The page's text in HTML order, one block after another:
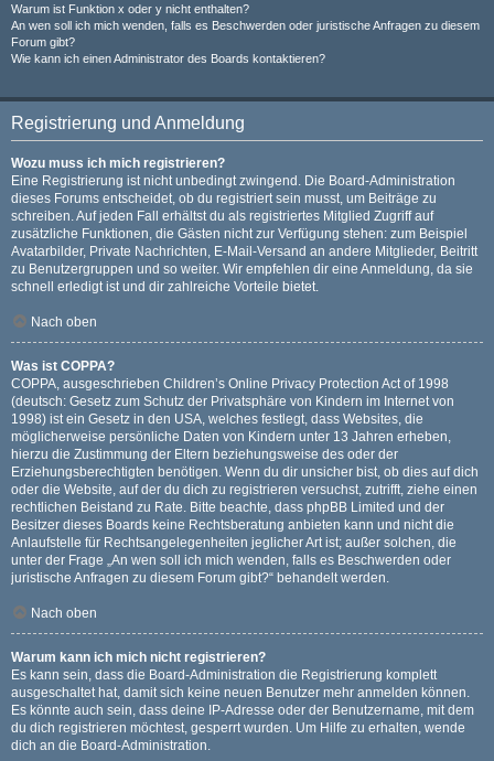
Warum ist Funktion x oder y nicht enthalten?
An wen soll ich mich wenden, falls es Beschwerden oder juristische Anfragen zu diesem
Forum gibt?
Wie kann ich einen Administrator des Boards kontaktieren?
Registrierung und Anmeldung
Wozu muss ich mich registrieren?
Eine Registrierung ist nicht unbedingt zwingend. Die Board-Administration
dieses Forums entscheidet, ob du registriert sein musst, um Beiträge zu
schreiben. Auf jeden Fall erhältst du als registriertes Mitglied Zugriff auf
zusätzliche Funktionen, die Gästen nicht zur Verfügung stehen: zum Beispiel
Avatarbilder, Private Nachrichten, E-Mail-Versand an andere Mitglieder, Beitritt
zu Benutzergruppen und so weiter. Wir empfehlen dir eine Anmeldung, da sie
schnell erledigt ist und dir zahlreiche Vorteile bietet.
Nach oben
Was ist COPPA?
COPPA, ausgeschrieben Children’s Online Privacy Protection Act of 1998
(deutsch: Gesetz zum Schutz der Privatsphäre von Kindern im Internet von
1998) ist ein Gesetz in den USA, welches festlegt, dass Websites, die
möglicherweise persönliche Daten von Kindern unter 13 Jahren erheben,
hierzu die Zustimmung der Eltern beziehungsweise des oder der
Erziehungsberechtigten benötigen. Wenn du dir unsicher bist, ob dies auf dich
oder die Website, auf der du dich zu registrieren versuchst, zutrifft, ziehe einen
rechtlichen Beistand zu Rate. Bitte beachte, dass phpBB Limited und der
Besitzer dieses Boards keine Rechtsberatung anbieten kann und nicht die
Anlaufstelle für Rechtsangelegenheiten jeglicher Art ist; außer solchen, die
unter der Frage „An wen soll ich mich wenden, falls es Beschwerden oder
juristische Anfragen zu diesem Forum gibt?“ behandelt werden.
Nach oben
Warum kann ich mich nicht registrieren?
Es kann sein, dass die Board-Administration die Registrierung komplett
ausgeschaltet hat, damit sich keine neuen Benutzer mehr anmelden können.
Es könnte auch sein, dass deine IP-Adresse oder der Benutzername, mit dem
du dich registrieren möchtest, gesperrt wurden. Um Hilfe zu erhalten, wende
dich an die Board-Administration.